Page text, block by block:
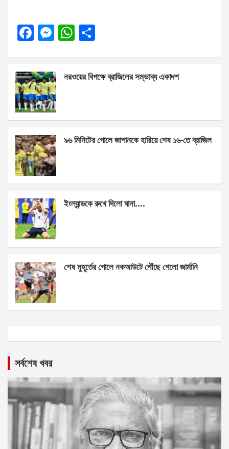
F
b
o
o
k
M
n
g
er
W
s
p
e
নরওয়ের বিপক্ষে ব্রাজিলের সম্ভাব্য একাদশ
৯৬ মিনিটের গোলে জাপানকে হারিয়ে শেষ ১৬-তে ব্রাজিল
ইংল্যান্ডকে রুখে দিলো ঘানা….
শেষ মুহূর্তের গোলে নকআউটে পৌঁছে গেলো জার্মানি
সর্বশেষ খবর